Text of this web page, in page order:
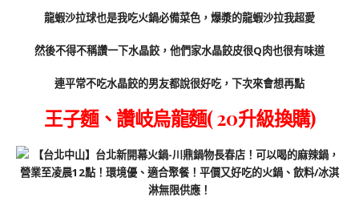
龍蝦沙拉球也是我吃火鍋必備菜色，爆漿的龍蝦沙拉我超愛
然後不得不稱讚一下水晶餃，他們家水晶餃皮很Q肉也很有味道
連平常不吃水晶餃的男友都說很好吃，下次來會想再點
王子麵、讚岐烏龍麵( 20升級換購)